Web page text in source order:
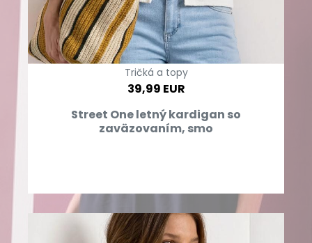
Tričká a topy
39,99 EUR
Street One letný kardigan so
zaväzovaním, smo